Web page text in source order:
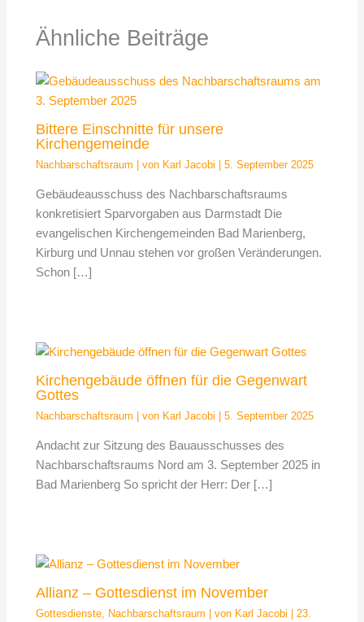
Ähnliche Beiträge
Bittere Einschnitte für unsere
Kirchengemeinde
Nachbarschaftsraum | von Karl Jacobi |5. September 2025
Gebäudeausschuss des Nachbarschaftsraums
konkretisiert Sparvorgaben aus Darmstadt Die
evangelischen Kirchengemeinden Bad Marienberg,
Kirburg und Unnau stehen vor großen Veränderungen.
Schon […]
Kirchengebäude öffnen für die Gegenwart
Gottes
Nachbarschaftsraum | von Karl Jacobi |5. September 2025
Andacht zur Sitzung des Bauausschusses des
Nachbarschaftsraums Nord am 3. September 2025 in
Bad Marienberg So spricht der Herr: Der […]
Allianz – Gottesdienst im November
Gottesdienste Nachbarschaftsraum | von Karl Jacobi
23.